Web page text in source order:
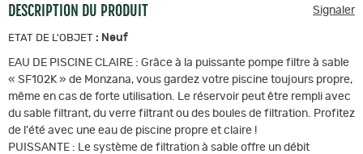
DESCRIPTION DU PRODUIT Signaler
ETAT DE L'OBJET : Neuf
EAU DE PISCINE CLAIRE : Grâce à la puissante pompe filtre à sable
« SF102K » de Monzana, vous gardez votre piscine toujours propre,
même en cas de forte utilisation. Le réservoir peut être rempli avec
du sable filtrant, du verre filtrant ou des boules de filtration. Profitez
de l'été avec une eau de piscine propre et claire !
PUISSANTE : Le système de filtration à sable offre un débit